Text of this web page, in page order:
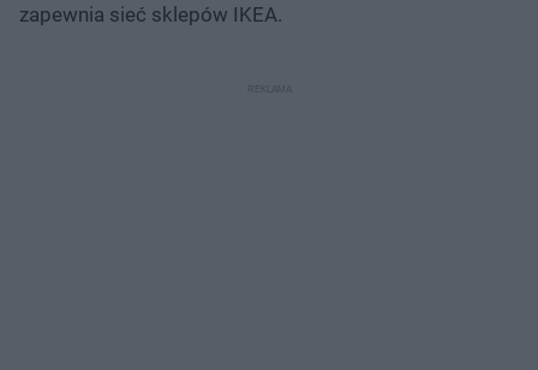
zapewnia sieć sklepów IKEA.